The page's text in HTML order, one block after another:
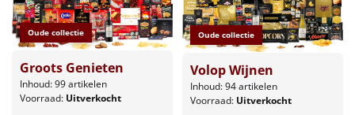
Oude collectie
Groots Genieten
Inhoud: 99 artikelen
Voorraad: Uitverkocht
Oude collectie
Volop Wijnen
Inhoud: 94 artikelen
Voorraad: Uitverkocht